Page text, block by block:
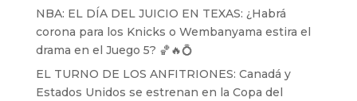
NBA: EL DÍA DEL JUICIO EN TEXAS: ¿Habrá
corona para los Knicks o Wembanyama estira el
drama en el Juego 5? 🏀🔥💍
EL TURNO DE LOS ANFITRIONES: Canadá y
Estados Unidos se estrenan en la Copa del